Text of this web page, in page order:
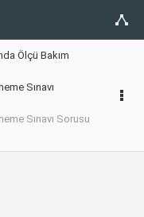
Ölçü Bakım
Sınavı
Sınavı Sorusu